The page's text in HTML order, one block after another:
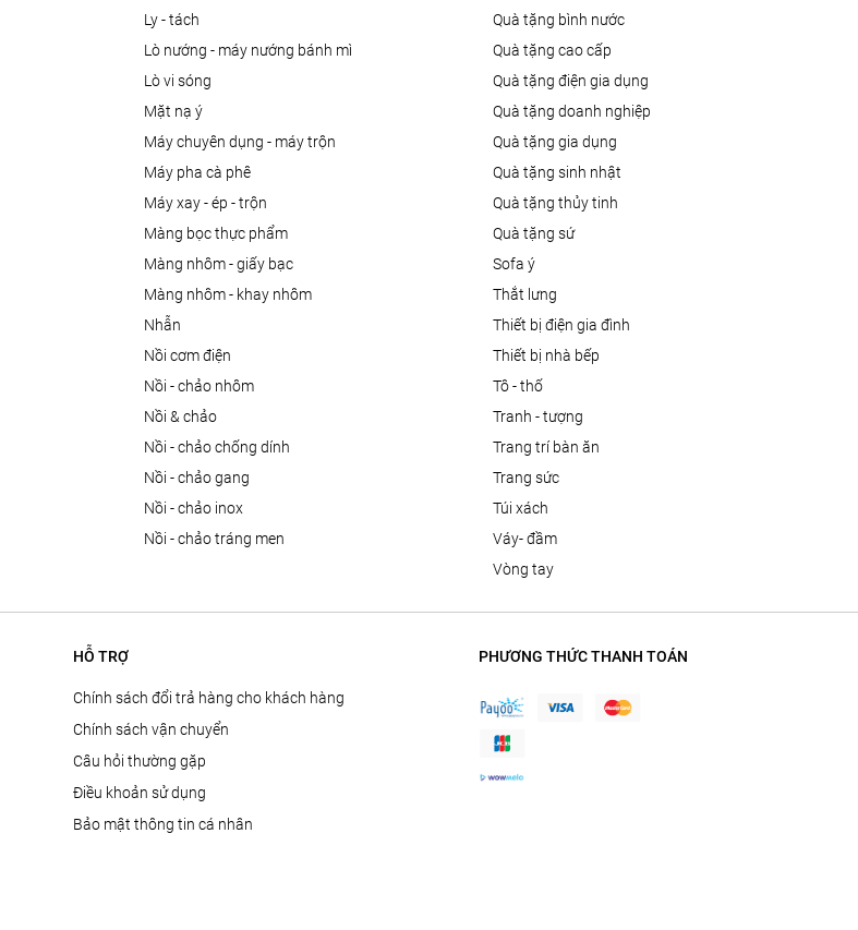
ly - tách
lò nướng - máy nướng bánh mì
lò vi sóng
mặt nạ ý
máy chuyên dụng - máy trộn
máy pha cà phê
máy xay - ép - trộn
màng bọc thực phẩm
màng nhôm - giấy bạc
màng nhôm - khay nhôm
nhẫn
nồi cơm điện
nồi - chảo nhôm
nồi & chảo
nồi - chảo chống dính
nồi - chảo gang
nồi - chảo inox
nồi - chảo tráng men
quà tặng bình nước
quà tặng cao cấp
quà tặng điện gia dụng
quà tặng doanh nghiệp
quà tặng gia dụng
quà tặng sinh nhật
quà tặng thủy tinh
quà tặng sứ
sofa ý
thắt lưng
thiết bị điện gia đình
thiết bị nhà bếp
tô - thố
tranh - tượng
trang trí bàn ăn
trang sức
túi xách
váy- đầm
vòng tay
HỖ TRỢ
Chính sách đổi trả hàng cho khách hàng
Chính sách vận chuyển
Câu hỏi thường gặp
Điều khoản sử dụng
Bảo mật thông tin cá nhân
PHƯƠNG THỨC THANH TOÁN